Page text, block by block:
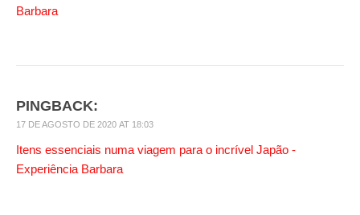
Barbara
PINGBACK:
17 DE AGOSTO DE 2020 AT 18:03
Itens essenciais numa viagem para o incrível Japão -
Experiência Barbara